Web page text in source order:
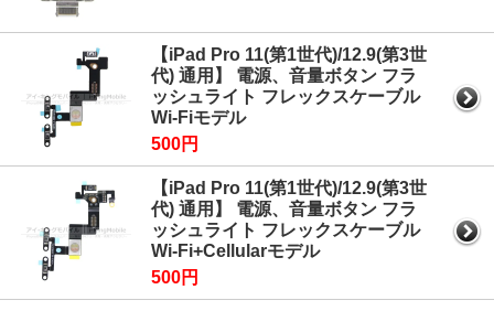
【iPad Pro 11(第1世代)/12.9(第3世
代) 通用】 電源、音量ボタン フラ
ッシュライト フレックスケーブル
Wi-Fiモデル
500円
【iPad Pro 11(第1世代)/12.9(第3世
代) 通用】 電源、音量ボタン フラ
ッシュライト フレックスケーブル
Wi-Fi+Cellularモデル
500円